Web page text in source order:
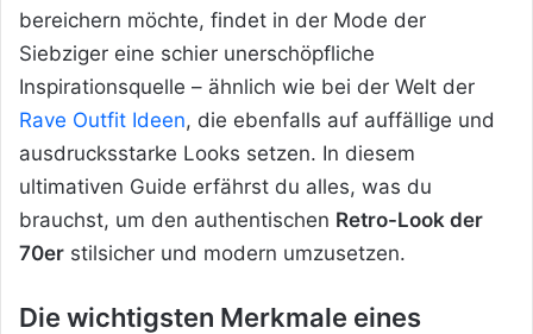
bereichern möchte, findet in der Mode der
Siebziger eine schier unerschöpfliche
Inspirationsquelle – ähnlich wie bei der Welt der
Rave Outfit Ideen, die ebenfalls auf auffällige und
ausdrucksstarke Looks setzen. In diesem
ultimativen Guide erfährst du alles, was du
brauchst, um den authentischen Retro-Look der
70er stilsicher und modern umzusetzen.
Die wichtigsten Merkmale eines